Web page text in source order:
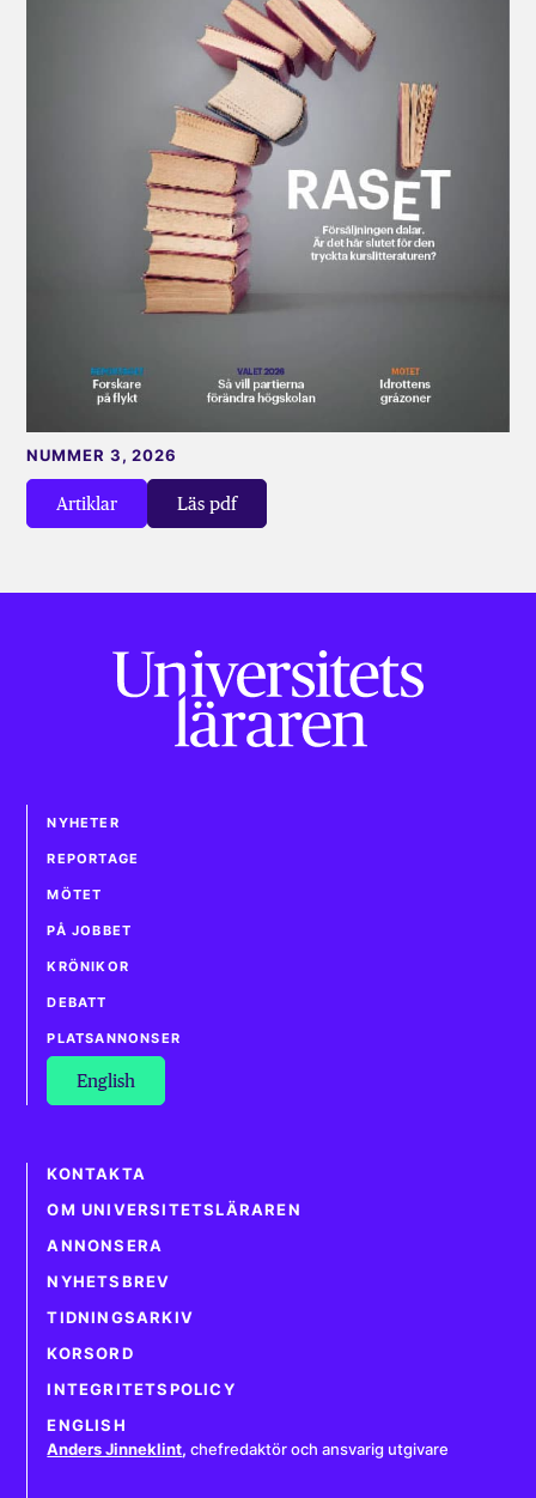
Artiklar Läs pdf
NUMMER 3, 2026
NYHETER
REPORTAGE
MÖTET
PÅ JOBBET
KRÖNIKOR
DEBATT
PLATSANNONSER
English
KONTAKTA
OM UNIVERSITETSLÄRAREN
ANNONSERA
NYHETSBREV
TIDNINGSARKIV
KORSORD
INTEGRITETSPOLICY
ENGLISH
Anders Jinneklint, chefredaktör och ansvarig utgivare